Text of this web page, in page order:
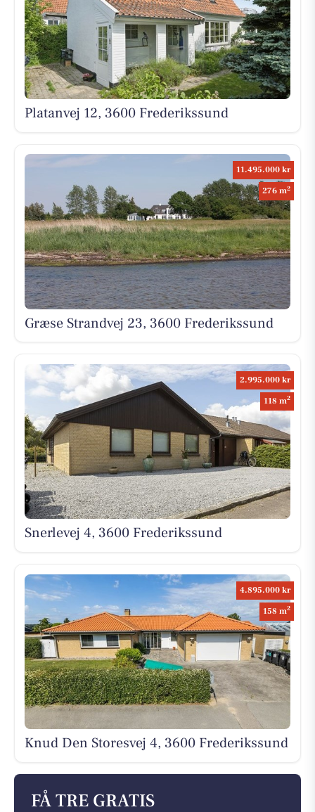
Platanvej 12, 3600 Frederikssund
11.495.000 kr
276 m2
Græse Strandvej 23, 3600 Frederikssund
2.995.000 kr
118 m2
Snerlevej 4, 3600 Frederikssund
4.895.000 kr
158 m2
Knud Den Storesvej 4, 3600 Frederikssund
FÅ TRE GRATIS